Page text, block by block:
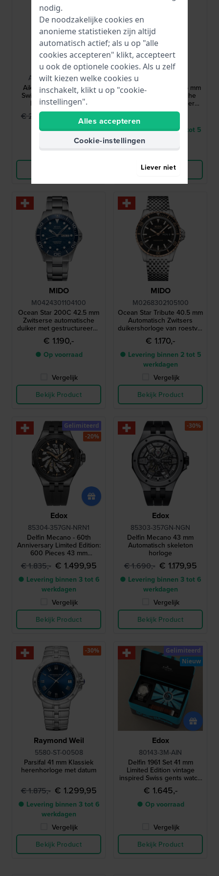
Maurice Lacroix
AI6007-SS002-731-1
Aikon Automatic 39 mm
Swiss Made automatisch
horloge met datum
€ 2.150,- € 1.499,95
● Op voorraad
Vergelijk
MIDO
M0424301108100
Ocean Star 200C 42.5 mm
Zwitserse automatische
duiker met gestructureerde
wijzerplaat en keramische
● Levering binnen 2 tot 5
werkdagen
Vergelijk
Bekijk Product
MIDO
M0424301104100
Ocean Star 200C 42.5 mm
Zwitserse automatische
duiker met gestructureerde
wijzerplaat en keramische
lunette
€ 1.190,-
● Op voorraad
Vergelijk
Bekijk Product
MIDO
M0268302105100
Ocean Star Tribute 40.5 mm
Automatisch Zwitsers
duikershorloge van roestvrij
staal met dag-datum
€ 1.170,-
● Levering binnen 2 tot 5
werkdagen
Vergelijk
Bekijk Product
Edox
85304-357GN-NRN1
Delfin Mecano - 60th
Anniversary Limited Edition:
600 Pieces 43 mm
Automatisch horloge met
waterproof tas
€ 1.835,- € 1.499,95
● Levering binnen 3 tot 6
werkdagen
Vergelijk
Bekijk Product
Gelimiteerd
-20%
Edox
85303-357GN-NGN
Delfin Mecano 43 mm
Automatisch skeleton
horloge
€ 1.690,- € 1.179,95
● Levering binnen 3 tot 6
werkdagen
Vergelijk
Bekijk Product
-30%
Raymond Weil
5580-ST-00508
Parsifal 41 mm Klassiek
herenhorloge met datum
€ 1.875,- € 1.299,95
● Levering binnen 3 tot 6
werkdagen
Vergelijk
Bekijk Product
-30%
Edox
80143-3M-AIN
Delfin 1961 Set 41 mm
Limited Edition vintage
inspired Swiss gents watch
with extra leather strap
€ 1.645,-
● Op voorraad
Vergelijk
Bekijk Product
Gelimiteerd
Nieuw
nodig.
De noodzakelijke cookies en
anonieme statistieken zijn altijd
automatisch actief; als u op "alle
cookies accepteren" klikt, accepteert
u ook de optionele cookies. Als u zelf
wilt kiezen welke cookies u
inschakelt, klikt u op "cookie-
instellingen".
Alles accepteren
Cookie-instellingen
Liever niet